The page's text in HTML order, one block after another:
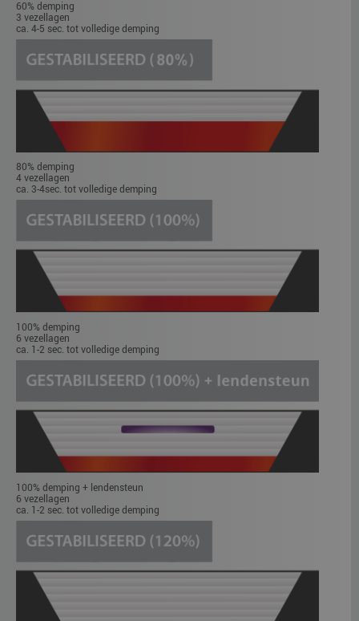
60% demping
3 vezellagen
ca. 4-5 sec. tot volledige demping
80% demping
4 vezellagen
ca. 3-4sec. tot volledige demping
100% demping
6 vezellagen
ca. 1-2 sec. tot volledige demping
100% demping + lendensteun
6 vezellagen
ca. 1-2 sec. tot volledige demping